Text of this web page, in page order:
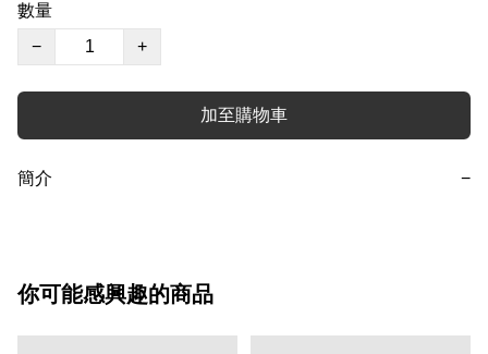
數量
−
+
加至購物車
簡介 −
你可能感興趣的商品